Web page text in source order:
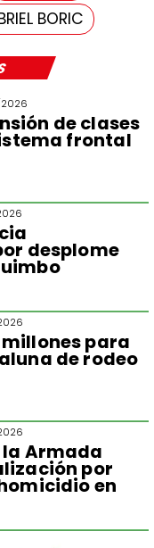
de clases
frontal
desplome
para
de rodeo
Armada
por
en
BORIC